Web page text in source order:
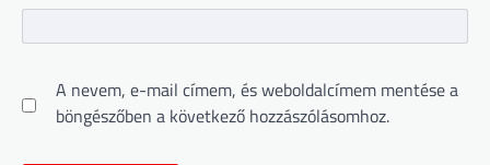
A nevem, e-mail címem, és weboldalcímem mentése a
böngészőben a következő hozzászólásomhoz.